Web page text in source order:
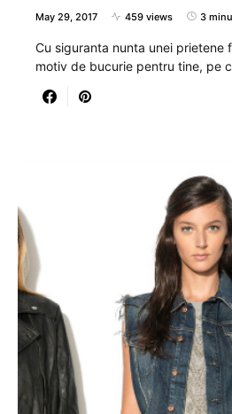
May 29, 2017 459 views 3
Cu siguranta nunta unei prietene
motiv de bucurie pentru tine, pe